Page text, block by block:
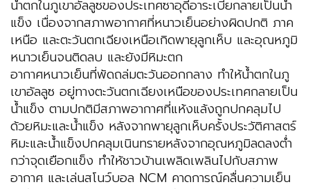
น้ำตกในภูเขาอัลลูซของประเทศซาอุดีอาระเบียกลายเป็นน้ำ
แข็ง เนื่องจากสภาพอากาศที่หนาวเย็นอย่างผิดปกติ ภาค
เหนือ และตะวันตกเฉียงเหนือเกิดพายุลูกเห็บ และอุณหภูมิ
หนาวเย็นจนติดลบ และยังมีหิมะตก
อากาศหนาวเย็นที่พัดถล่มตะวันออกกลาง ทำให้น้ำตกในภู
เขาอัลลูซ อยู่ทางตะวันตกเฉียงเหนือของประเทศกลายเป็น
น้ำแข็ง ตามปกติมีสภาพอากาศที่แห้งแล้งถูกปกคลุมไป
ด้วยหิมะและน้ำแข็ง หลังจากพายุลูกเห็บครั้งประวัติศาสตร์
หิมะและน้ำแข็งปกคลุมเนินทรายหลังจากอุณหภูมิลดลงต่ำ
กว่าจุดเยือกแข็ง ทำให้ชาวบ้านเพลิดเพลินไปกับสภาพ
อากาศ และเล่นสโนว์บอล NCM คาดการณ์คลื่นความเย็น